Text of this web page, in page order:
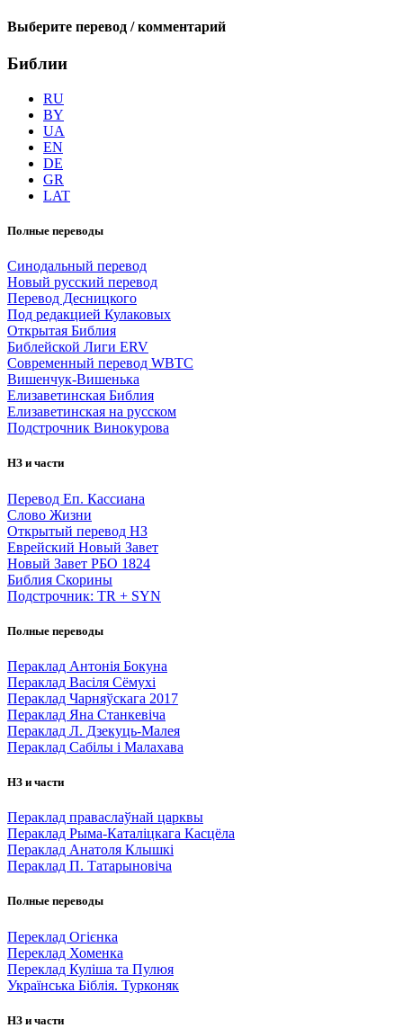
Выберите перевод / комментарий
Библии
RU
BY
UA
EN
DE
GR
LAT
Полные переводы
Синодальный перевод
Новый русский перевод
Перевод Десницкого
Под редакцией Кулаковых
Открытая Библия
Библейской Лиги ERV
Cовременный перевод WBTC
Вишенчук-Вишенька
Елизаветинская Библия
Елизаветинская на русском
Подстрочник Винокурова
НЗ и части
Перевод Еп. Кассиана
Слово Жизни
Открытый перевод НЗ
Еврейский Новый Завет
Новый Завет РБО 1824
Библия Скорины
Подстрочник: TR + SYN
Полные переводы
Пераклад Антонія Бокуна
Пераклад Васіля Сёмухі
Пераклад Чарняўскага 2017
Пераклад Яна Станкевіча
Пераклад Л. Дзекуць-Малея
Пераклад Сабілы і Малахава
НЗ и части
Пераклад праваслаўнай царквы
Пераклад Рыма-Каталіцкага Касцёла
Пераклад Анатоля Клышкi
Пераклад П. Татарыновіча
Полные переводы
Переклад Огієнка
Переклад Хоменка
Переклад Куліша та Пулюя
Українська Біблія. Турконяк
НЗ и части